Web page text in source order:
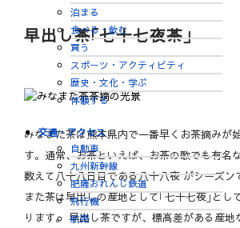
泊まる
食べる・飲む
買う
スポーツ・アクティビティ
歴史・文化・学ぶ
体験する
交通・アクセス
自動車
九州新幹線
肥薩おれんじ鉄道
飛行機
航路
早出し茶｢七十七夜茶｣
みなまた茶は熊本県内で一番早くお茶摘みが
す。通常、お茶といえば、お茶の歌でも有名
数えて八十八日目である八十八夜 がシーズン
また茶は早出しの産地として｢七十七夜｣とし
ります。 早出し茶ですが、標高差がある産